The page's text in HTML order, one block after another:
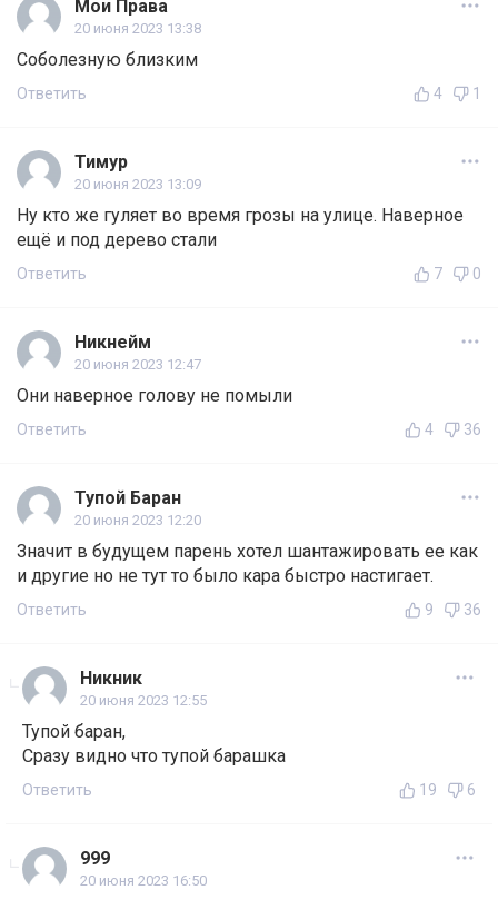
Мои Права
20 июня 2023 13:38
Соболезную близким
Ответить 4 1
Тимур
20 июня 2023 13:09
Ну кто же гуляет во время грозы на улице. Наверное
ещё и под дерево стали
Ответить 7 0
Никнейм
20 июня 2023 12:47
Они наверное голову не помыли
Ответить 4 36
Тупой Баран
20 июня 2023 12:20
Значит в будущем парень хотел шантажировать ее как
и другие но не тут то было кара быстро настигает.
Ответить 9 36
Никник
20 июня 2023 12:55
Тупой баран,
Сразу видно что тупой барашка
Ответить 19 6
999
20 июня 2023 16:50